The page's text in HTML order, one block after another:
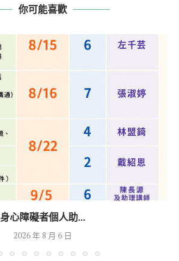
你可能喜歡
身心障礙者個人助...
2026 年 8 月 6 日